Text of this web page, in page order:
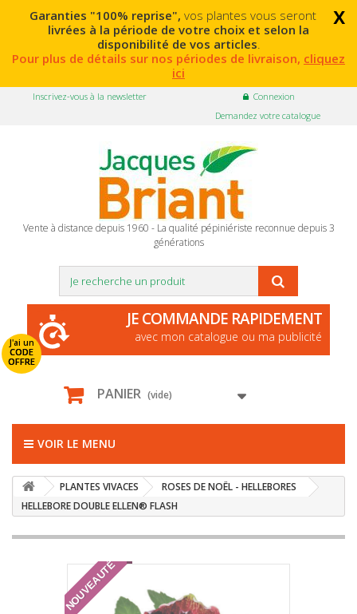
x
Garanties "100% reprise", vos plantes vous seront
livrées à la période de votre choix et selon la
disponibilité de vos articles.
Pour plus de détails sur nos périodes de livraison, cliquez
ici
Connexion
Inscrivez-vous à la newsletter
Demandez votre catalogue
Vente à distance depuis 1960 - La qualité pépiniériste reconnue depuis 3
générations
J'ai un
CODE
OFFRE
JE COMMANDE RAPIDEMENT
avec mon catalogue ou ma publicité
PANIER (vide)
VOIR LE MENU
PLANTES VIVACES
ROSES DE NOËL - HELLEBORES
HELLEBORE DOUBLE ELLEN® FLASH
NOUVEAUTÉ